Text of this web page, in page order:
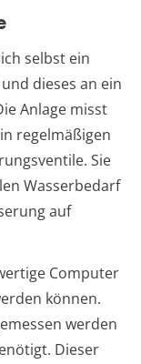
selbst ein
dieses an ein
Anlage misst
regelmäßigen
Sie
Wasserbedarf
auf
Computer
können.
werden
Dieser